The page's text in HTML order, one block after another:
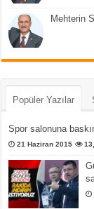
Mehterin
Popüler Yazılar
Spor salonuna
21 Haziran 2015